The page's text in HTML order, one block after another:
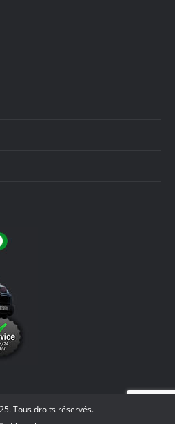
Tous droits réservés.